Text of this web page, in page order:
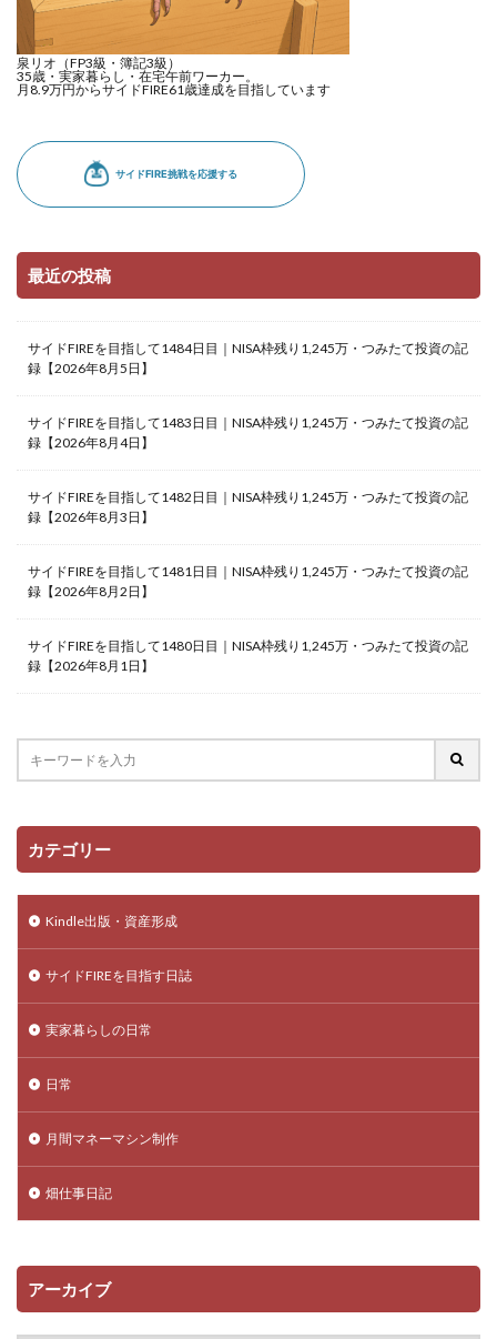
泉リオ（FP3級・簿記3級）
35歳・実家暮らし・在宅午前ワーカー。
月8.9万円からサイドFIRE61歳達成を目指しています
最近の投稿
サイドFIREを目指して1484日目｜NISA枠残り1,245万・つみたて投資の記
録【2026年8月5日】
サイドFIREを目指して1483日目｜NISA枠残り1,245万・つみたて投資の記
録【2026年8月4日】
サイドFIREを目指して1482日目｜NISA枠残り1,245万・つみたて投資の記
録【2026年8月3日】
サイドFIREを目指して1481日目｜NISA枠残り1,245万・つみたて投資の記
録【2026年8月2日】
サイドFIREを目指して1480日目｜NISA枠残り1,245万・つみたて投資の記
録【2026年8月1日】
カテゴリー
Kindle出版・資産形成
サイドFIREを目指す日誌
実家暮らしの日常
日常
月間マネーマシン制作
畑仕事日記
アーカイブ